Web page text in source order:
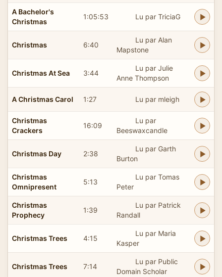
A Bachelor's
Christmas
1:05:53 Lu par TriciaG
Christmas 6:40
Lu par Alan
Mapstone
Christmas At Sea 3:44
Lu par Julie
Anne Thompson
A Christmas Carol 1:27 Lu par mleigh
Christmas
Crackers
16:09
Lu par
Beeswaxcandle
Christmas Day 2:38
Lu par Garth
Burton
Christmas
Omnipresent
5:13
Lu par Tomas
Peter
Christmas
Prophecy
1:39
Lu par Patrick
Randall
Christmas Trees 4:15
Lu par Maria
Kasper
Christmas Trees 7:14
Lu par Public
Domain Scholar